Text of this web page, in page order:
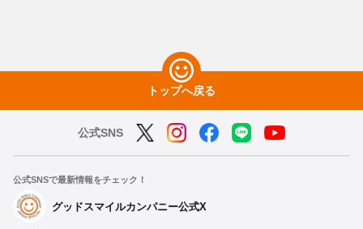
トップへ戻る
公式SNS
公式SNSで最新情報をチェック！
グッドスマイルカンパニー公式X